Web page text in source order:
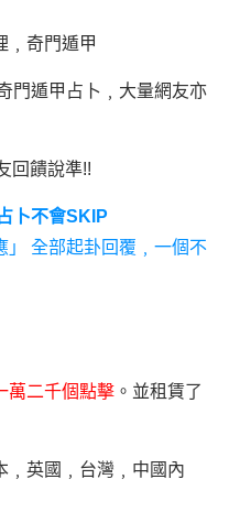
﹐奇門遁甲
門遁甲占卜﹐大量網友亦
回饋說準!!
卜不會SKIP
」 全部起卦回覆﹐一個不
萬二千個點擊 。並租賃了
﹐英國﹐台灣﹐中國內